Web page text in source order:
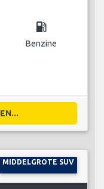
local_gas_station
Benzine
MIDDELGROTE SUV